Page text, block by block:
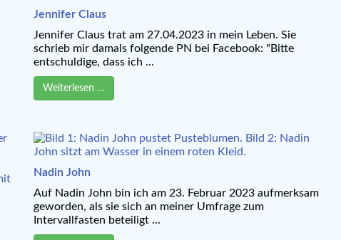
Jennifer Claus
Jennifer Claus trat am 27.04.2023 in mein Leben. Sie
schrieb mir damals folgende PN bei Facebook: "Bitte
entschuldige, dass ich ...
Weiterlesen …
Nadin John
Auf Nadin John bin ich am 23. Februar 2023 aufmerksam
geworden, als sie sich an meiner Umfrage zum
Intervallfasten beteiligt ...